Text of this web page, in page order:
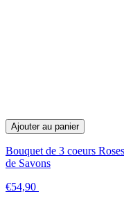
Ajouter au panier
Bouquet de 3 coeurs
de Savons
€54,90